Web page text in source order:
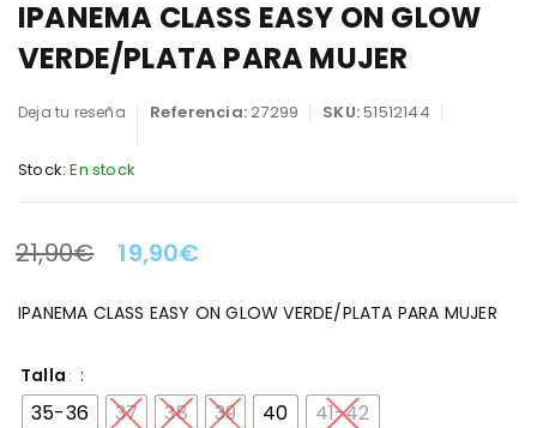
IPANEMA CLASS EASY ON GLOW
VERDE/PLATA PARA MUJER
Deja tu reseña Referencia:27299 SKU:51512144
Stock: En stock
LA OFERTA TERMINA EN:
21,90€ 19,90€
IPANEMA CLASS EASY ON GLOW VERDE/PLATA PARA MUJER
Talla
35-36 37 38 39 40 41-42